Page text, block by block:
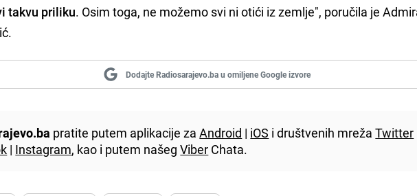
takvu priliku. Osim toga, ne možemo svi ni otići iz zemlje", poručila je
Dodajte Radiosarajevo.ba u omiljene Google izvore
pratite putem aplikacije zaAndroid | iOS i društvenih mrežaTwitter
| Instagram, kao i putem našegViber Chata.